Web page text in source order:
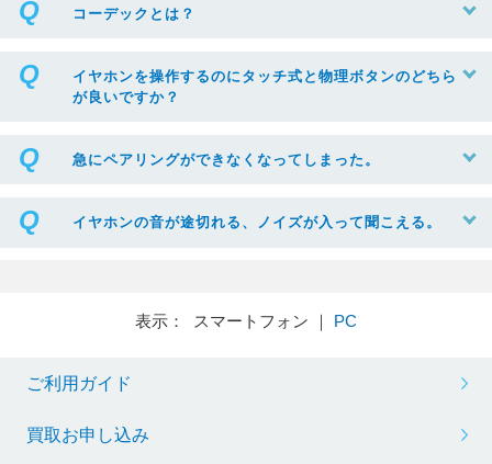
コーデックとは？
イヤホンを操作するのにタッチ式と物理ボタンのどちら
が良いですか？
急にペアリングができなくなってしまった。
イヤホンの音が途切れる、ノイズが入って聞こえる。
表示： スマートフォン ｜ PC
ご利用ガイド
買取お申し込み